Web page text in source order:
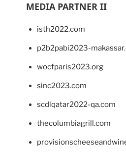
MEDIA PARTNER II
isth2022.com
p2b2pabi2023-
wocfparis2023.org
sinc2023.com
scdlqatar2022-qa.com
thecolumbiagrill.com